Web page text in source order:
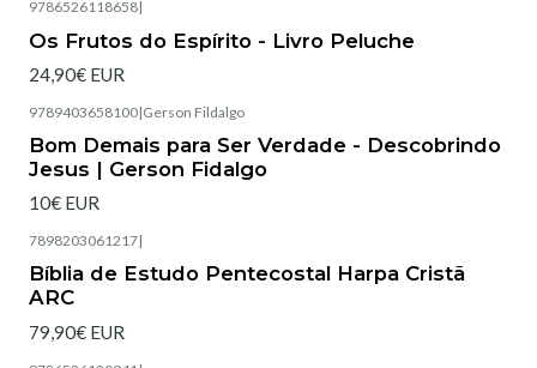
9786526118658|
Os Frutos do Espírito - Livro Peluche
24,90€ EUR
9789403658100|Gerson Fildalgo
Bom Demais para Ser Verdade - Descobrindo
Jesus | Gerson Fidalgo
10€ EUR
7898203061217|
Bíblia de Estudo Pentecostal Harpa Cristã
ARC
79,90€ EUR